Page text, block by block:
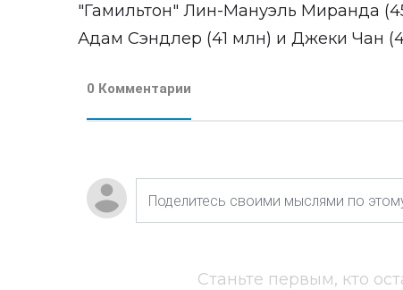
"Гамильтон" Лин-Мануэль Миранда
Адам Сэндлер (41 млн) и Джеки Чан
0 Комментарии
Станьте первым, кто